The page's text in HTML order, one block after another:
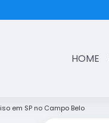
HOME
em SP no Campo Belo